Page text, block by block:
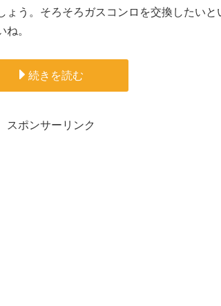
う。そろそろガスコンロを交換したいと
。
続きを読む
スポンサーリンク